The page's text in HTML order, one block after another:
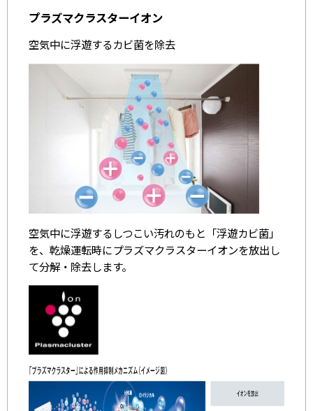
プラズマクラスターイオン
空気中に浮遊するカビ菌を除去
空気中に浮遊するしつこい汚れのもと「浮遊カビ菌」
を、乾燥運転時にプラズマクラスターイオンを放出し
て分解・除去します。